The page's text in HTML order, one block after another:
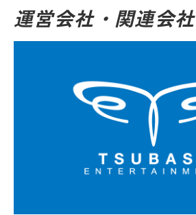
運営会社・関連会社